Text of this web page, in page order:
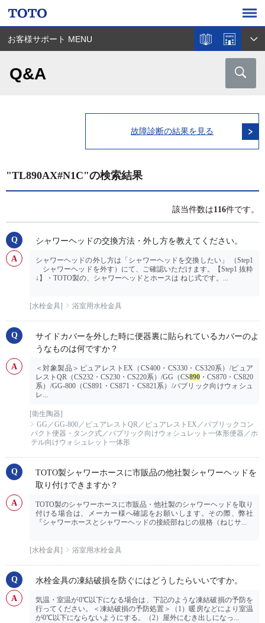
お客様サポート MENU
Q&A
故障診断の結果を見る
"TL890AX#N1C"の検索結果
該当件数は116件です。
シャワーヘッドの交換方法・外し方を教えてください。
シャワーヘッドの外し方は「シャワーヘッドを交換したい」 （Step1
シャワーヘッドを外す）にて、ご確認いただけます。【Step1 抜粋
↓】・TOTO製の、シャワーヘッドとホースは ねじ式です。...
[水栓金具] 浴室用水栓金具
サイドカバーを外した時に便器裏に貼られているカバーのよ
うなものは何ですか？
＜対象製品＞ピュアレストEX（CS400・CS330・CS320系）/ピュア
レストQR（CS232・CS230・CS220系）/GG（CS890 ・CS870・CS820
系）/GG-800（CS891・CS871・CS821系）/パブリック向けウォシュ
レ...
[衛生陶器]
GG／GG-800／ピュアレストQR／ピュアレストEX／パブリックコン
パクト便器・タンク式／パブリック向けウォシュレット一体形便器／ホ
テル向けウォシュレット一体形
TOTO製シャワーホースに市販品の他社製シャワーヘッドを
取り付けできますか？
TOTO製のシャワーホースに市販品・他社製のシャワーヘッドを取り
付ける場合は、メーカー様へ確認をお願いします。その際、弊社
『シャワーホースとシャワーヘッドの接続部ねじの規格（ねじサ...
[水栓金具] 浴室用水栓金具
水栓金具の凍結破損を防ぐにはどうしたらいいですか。
気温・室温が0℃以下になる場合は、下記のような凍結破損の予防を
行ってください。＜凍結破損の予防処置＞（1）暖房などにより室温
が0℃以下にならないようにする。（2）屋外にむき出しになっ...